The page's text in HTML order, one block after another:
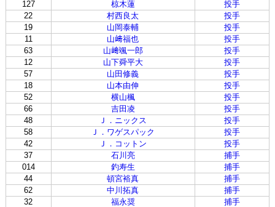
127
椋木蓮
投手
22
村西良太
投手
19
山岡泰輔
投手
11
山﨑福也
投手
63
山﨑颯一郎
投手
12
山下舜平大
投手
57
山田修義
投手
18
山本由伸
投手
52
横山楓
投手
66
吉田凌
投手
48
Ｊ．ニックス
投手
58
Ｊ．ワゲスパック
投手
42
Ｊ．コットン
投手
37
石川亮
捕手
014
釣寿生
捕手
44
頓宮裕真
捕手
62
中川拓真
捕手
32
福永奨
捕手